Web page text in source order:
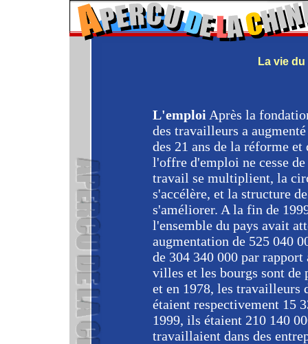
La vie
L'emploi Après la
des travailleurs a
des 21 ans de la réforme
l'offre d'emploi ne cesse
travail se multiplient, la
s'accélère, et la structure
s'améliorer. A la fin de
l'ensemble du pays avait
augmentation de 525 040
de 304 340 000 par
villes et les bourgs sont de
et en 1978, les travailleurs
étaient respectivement 15
1999, ils étaient 210 140
travaillaient dans des